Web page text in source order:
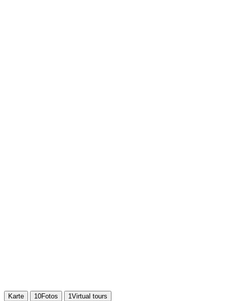
Karte 10Fotos 1Virtual tours